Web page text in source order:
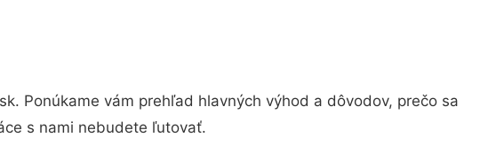
Ponúkame vám prehľad hlavných výhod a dôvodov, prečo sa
s nami nebudete ľutovať.